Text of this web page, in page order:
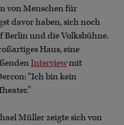
von Menschen für
davor haben, sich noch
Berlin und die Volksbühne.
Haus, eine
Interviewmit
“Ich bin kein
Müller zeigte sich von